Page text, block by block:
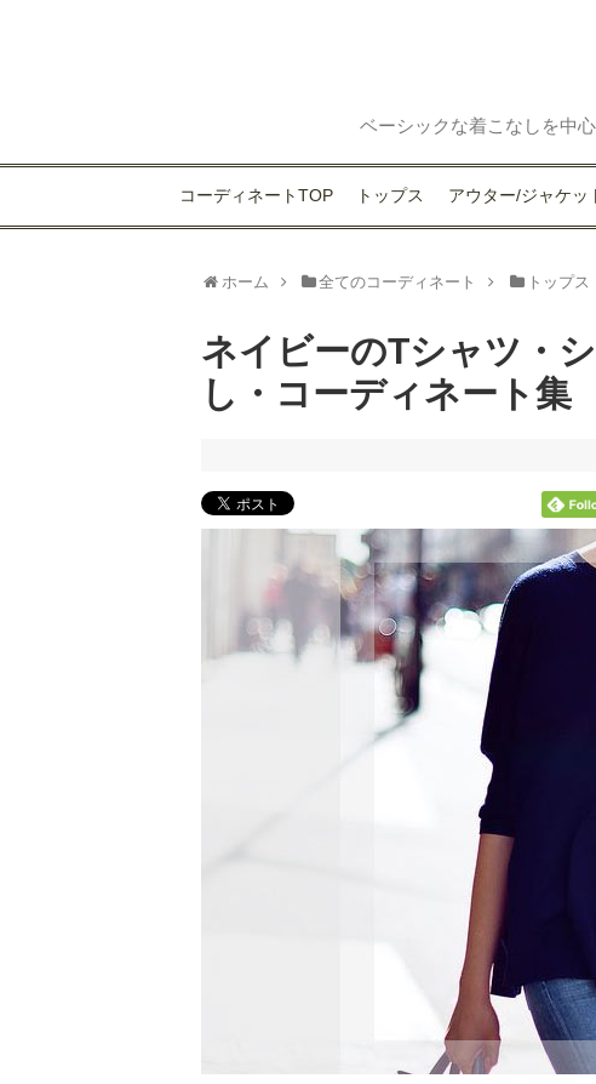
ベーシックな着こなしを中
コーディネートTOP トップス アウター/ジャケッ
ホーム 全てのコーディネート トップス
ネイビーのTシャツ・
し・コーディネート集